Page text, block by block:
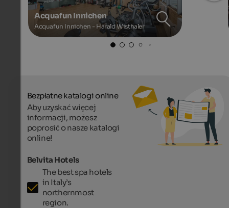
Acquafun Innichen
Acquafun Innichen - Harald Wisthaler
Bezpłatne katalogi online
Aby uzyskać więcej
informacji, możesz
poprosić o nasze katalogi
online!
Belvita Hotels
The best spa hotels
in Italy’s
northernmost
region.